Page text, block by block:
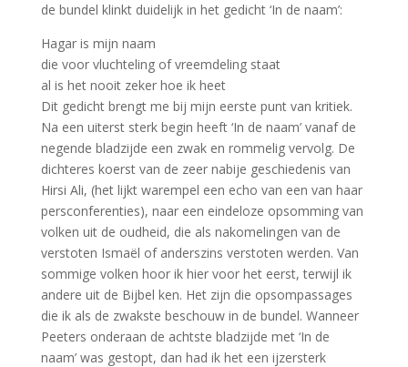
de bundel klinkt duidelijk in het gedicht ‘In de naam’:
Hagar is mijn naam
die voor vluchteling of vreemdeling staat
al is het nooit zeker hoe ik heet
Dit gedicht brengt me bij mijn eerste punt van kritiek.
Na een uiterst sterk begin heeft ‘In de naam’ vanaf de
negende bladzijde een zwak en rommelig vervolg. De
dichteres koerst van de zeer nabije geschiedenis van
Hirsi Ali, (het lijkt warempel een echo van een van haar
persconferenties), naar een eindeloze opsomming van
volken uit de oudheid, die als nakomelingen van de
verstoten Ismaël of anderszins verstoten werden. Van
sommige volken hoor ik hier voor het eerst, terwijl ik
andere uit de Bijbel ken. Het zijn die opsompassages
die ik als de zwakste beschouw in de bundel. Wanneer
Peeters onderaan de achtste bladzijde met ‘In de
naam’ was gestopt, dan had ik het een ijzersterk